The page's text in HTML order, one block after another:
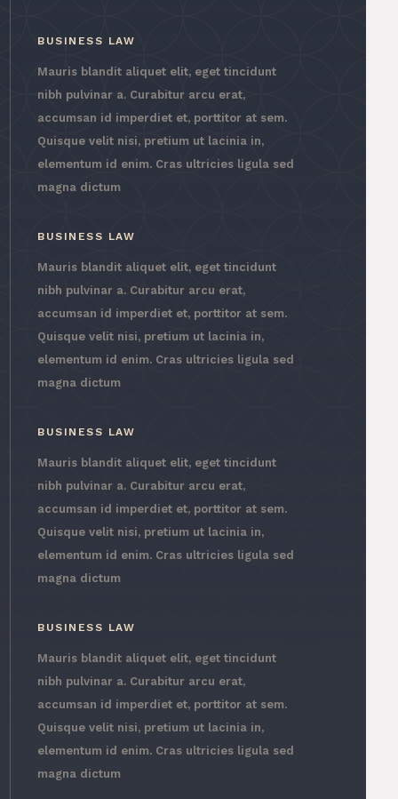
BUSINESS LAW
Mauris blandit aliquet elit, eget tincidunt
nibh pulvinar a. Curabitur arcu erat,
accumsan id imperdiet et, porttitor at sem.
Quisque velit nisi, pretium ut lacinia in,
elementum id enim. Cras ultricies ligula sed
magna dictum
BUSINESS LAW
Mauris blandit aliquet elit, eget tincidunt
nibh pulvinar a. Curabitur arcu erat,
accumsan id imperdiet et, porttitor at sem.
Quisque velit nisi, pretium ut lacinia in,
elementum id enim. Cras ultricies ligula sed
magna dictum
BUSINESS LAW
Mauris blandit aliquet elit, eget tincidunt
nibh pulvinar a. Curabitur arcu erat,
accumsan id imperdiet et, porttitor at sem.
Quisque velit nisi, pretium ut lacinia in,
elementum id enim. Cras ultricies ligula sed
magna dictum
BUSINESS LAW
Mauris blandit aliquet elit, eget tincidunt
nibh pulvinar a. Curabitur arcu erat,
accumsan id imperdiet et, porttitor at sem.
Quisque velit nisi, pretium ut lacinia in,
elementum id enim. Cras ultricies ligula sed
magna dictum